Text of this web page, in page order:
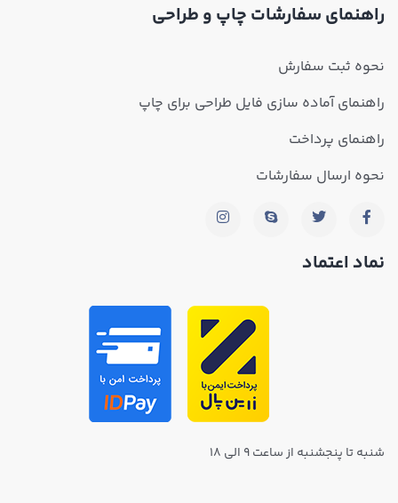
راهنمای سفارشات چاپ و طراحی
نحوه ثبت سفارش
راهنمای آماده سازی فایل طراحی برای چاپ
راهنمای پرداخت
نحوه ارسال سفارشات
نماد اعتماد
شنبه تا پنجشنبه از ساعت ۹ الی ۱۸